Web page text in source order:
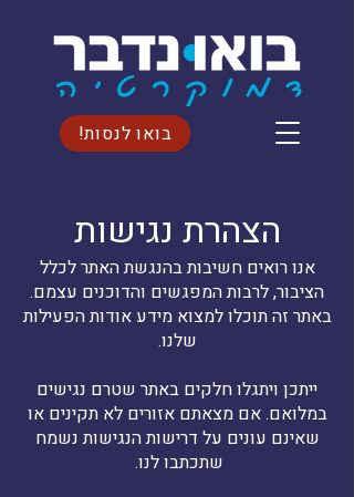
בואו לנסות!
הצהרת נגישות
אנו רואים חשיבות בהנגשת האתר לכלל
הציבור, לרבות המפגשים והדוכנים עצמם.
באתר זה תוכלו למצוא מידע אודות הפעילות
שלנו.
ייתכן ויתגלו חלקים באתר שטרם נגישים
במלואם. אם מצאתם אזורים לא תקינים או
שאינם עונים על דרישות הנגישות נשמח
שתכתבו לנו.